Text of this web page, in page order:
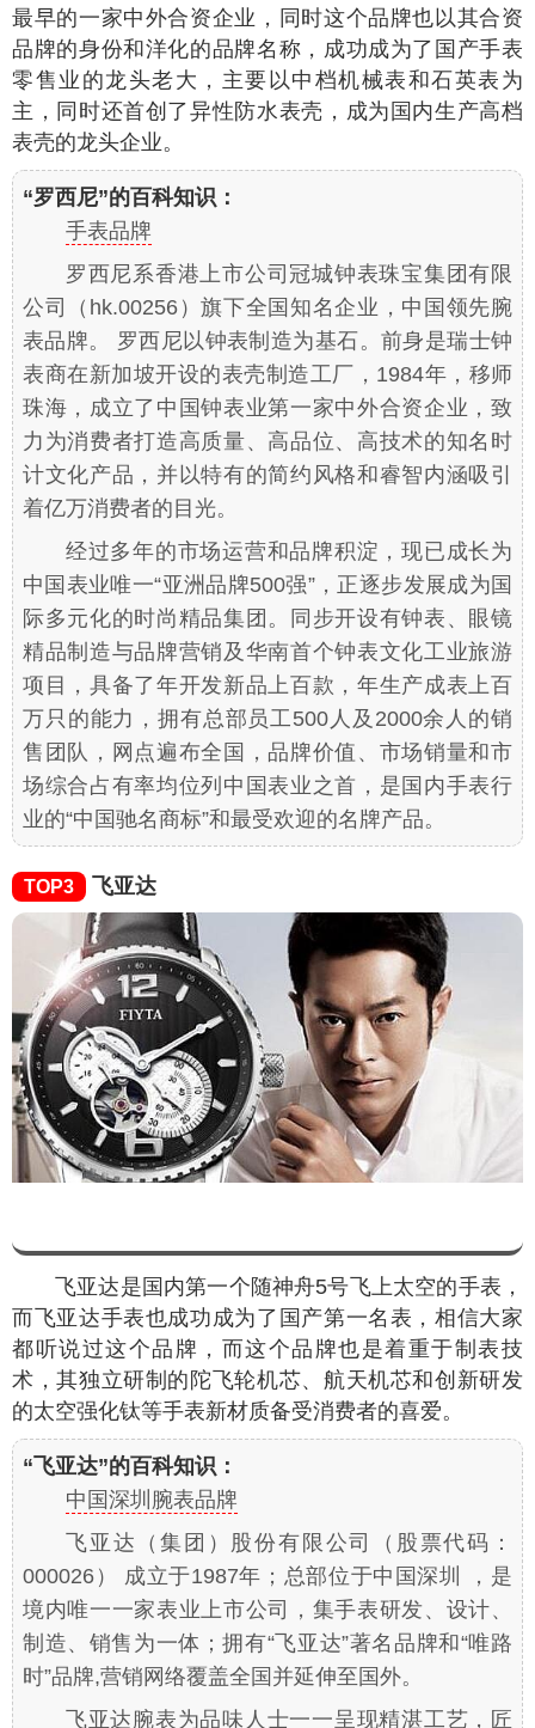
最早的一家中外合资企业，同时这个品牌也以其合资
品牌的身份和洋化的品牌名称，成功成为了国产手表
零售业的龙头老大，主要以中档机械表和石英表为
主，同时还首创了异性防水表壳，成为国内生产高档
表壳的龙头企业。
“罗西尼”的百科知识：
手表品牌
罗西尼系香港上市公司冠城钟表珠宝集团有限
公司（hk.00256）旗下全国知名企业，中国领先腕
表品牌。 罗西尼以钟表制造为基石。前身是瑞士钟
表商在新加坡开设的表壳制造工厂，1984年，移师
珠海，成立了中国钟表业第一家中外合资企业，致
力为消费者打造高质量、高品位、高技术的知名时
计文化产品，并以特有的简约风格和睿智内涵吸引
着亿万消费者的目光。
经过多年的市场运营和品牌积淀，现已成长为
中国表业唯一“亚洲品牌500强”，正逐步发展成为国
际多元化的时尚精品集团。同步开设有钟表、眼镜
精品制造与品牌营销及华南首个钟表文化工业旅游
项目，具备了年开发新品上百款，年生产成表上百
万只的能力，拥有总部员工500人及2000余人的销
售团队，网点遍布全国，品牌价值、市场销量和市
场综合占有率均位列中国表业之首，是国内手表行
业的“中国驰名商标”和最受欢迎的名牌产品。
TOP3 飞亚达
飞亚达是国内第一个随神舟5号飞上太空的手表，
而飞亚达手表也成功成为了国产第一名表，相信大家
都听说过这个品牌，而这个品牌也是着重于制表技
术，其独立研制的陀飞轮机芯、航天机芯和创新研发
的太空强化钛等手表新材质备受消费者的喜爱。
“飞亚达”的百科知识：
中国深圳腕表品牌
飞亚达（集团）股份有限公司（股票代码：
000026） 成立于1987年；总部位于中国深圳 ，是
境内唯一一家表业上市公司，集手表研发、设计、
制造、销售为一体；拥有“飞亚达”著名品牌和“唯路
时”品牌,营销网络覆盖全国并延伸至国外。
飞亚达腕表为品味人士一一呈现精湛工艺，匠